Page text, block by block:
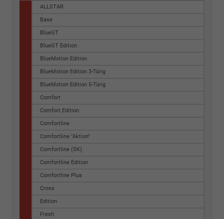
ALLSTAR
Base
BlueGT
BlueGT Edition
BlueMotion Edition
BlueMotion Edition 3-Türig
BlueMotion Edition 5-Türig
Comfort
Comfort Edition
Comfortline
Comfortline "Aktion"
Comfortline (SK)
Comfortline Edition
Comfortline Plus
Cross
Edition
Fresh